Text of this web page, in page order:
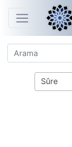
Anasayfa
Sûreler
Arapça
Sûre